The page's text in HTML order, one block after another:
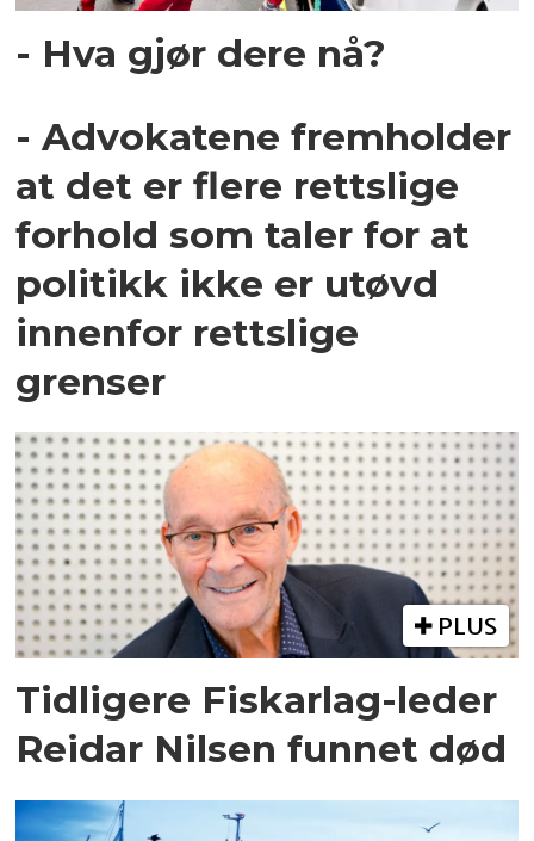
- Hva gjør dere nå?
- Advokatene fremholder
at det er flere rettslige
forhold som taler for at
politikk ikke er utøvd
innenfor rettslige
grenser
PLUS
Tidligere Fiskarlag-leder
Reidar Nilsen funnet død